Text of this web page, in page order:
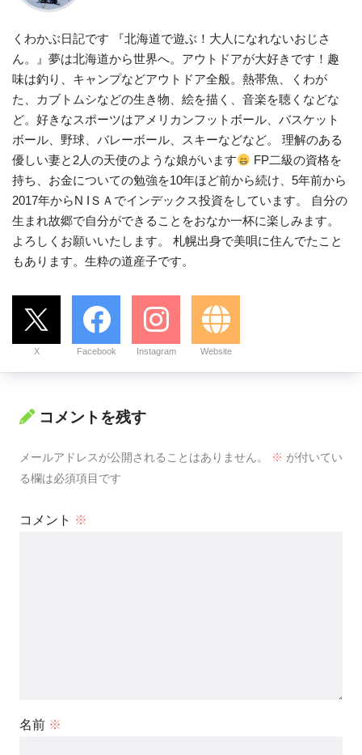
くわかぶ日記です 『北海道で遊ぶ！大人になれないおじさ
ん。』夢は北海道から世界へ。アウトドアが大好きです！趣
味は釣り、キャンプなどアウトドア全般。熱帯魚、くわが
た、カブトムシなどの生き物、絵を描く、音楽を聴くなどな
ど。好きなスポーツはアメリカンフットボール、バスケット
ボール、野球、バレーボール、スキーなどなど。 理解のある
優しい妻と2人の天使のような娘がいます
FP二級の資格を
持ち、お金についての勉強を10年ほど前から続け、5年前から
2017年からN IＳＡでインデックス投資をしています。 自分の
生まれ故郷で自分ができることをおなか一杯に楽しみます。
よろしくお願いいたします。 札幌出身で美唄に住んでたこと
もあります。生粋の道産子です。
X Facebook Instagram Website
コメントを残す
メールアドレスが公開されることはありません。 ※ が付いてい
る欄は必須項目です
コメント ※
名前 ※